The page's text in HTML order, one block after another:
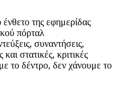
της εφημερίδας
πόρταλ
συναντήσεις,
στατικές, κριτικές
το δέντρο, δεν χάνουμε το